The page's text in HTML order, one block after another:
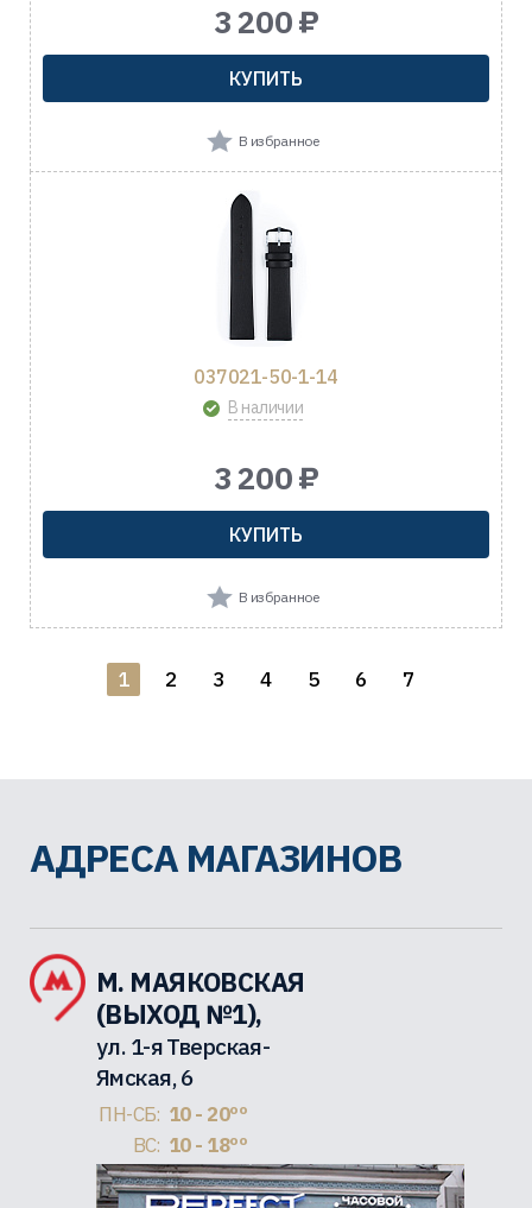
3 200 ₽
КУПИТЬ
В избранное
037021-50-1-14
В наличии
3 200 ₽
КУПИТЬ
В избранное
1 2 3 4 5 6 7
АДРЕСА МАГАЗИНОВ
М. МАЯКОВСКАЯ
(ВЫХОД №1),
ул. 1-я Тверская-
Ямская, 6
ПН-СБ: 10 - 20ºº
ВС: 10 - 18ºº